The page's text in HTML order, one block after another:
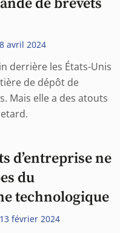
8 avril 2024
derrière les États-Unis
de dépôt de
Mais elle a des atouts
d’entreprise ne
du
technologique
13 février 2024